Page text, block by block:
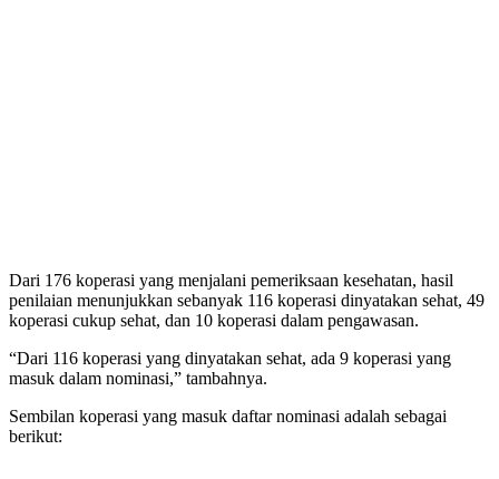
Dari 176 koperasi yang menjalani pemeriksaan kesehatan, hasil
penilaian menunjukkan sebanyak 116 koperasi dinyatakan sehat, 49
koperasi cukup sehat, dan 10 koperasi dalam pengawasan.
“Dari 116 koperasi yang dinyatakan sehat, ada 9 koperasi yang
masuk dalam nominasi,” tambahnya.
Sembilan koperasi yang masuk daftar nominasi adalah sebagai
berikut: